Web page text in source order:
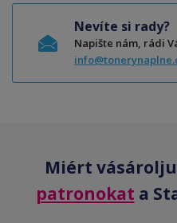
Nevíte si rady?
Napište nám, rádi
Miért
patronokat a